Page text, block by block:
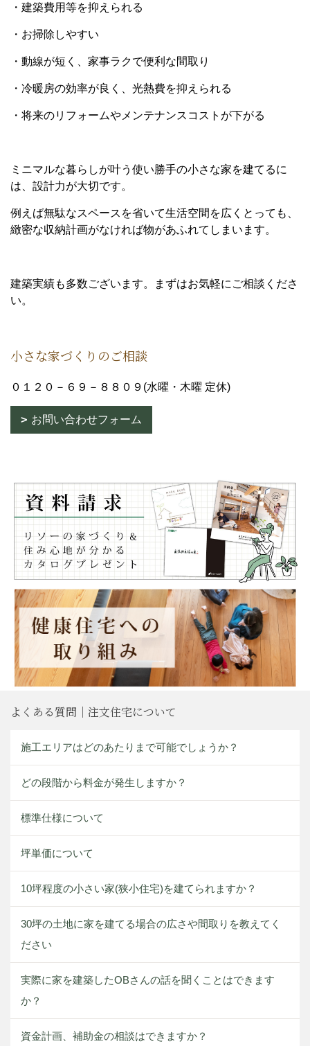
・建築費用等を抑えられる
・お掃除しやすい
・動線が短く、家事ラクで便利な間取り
・冷暖房の効率が良く、光熱費を抑えられる
・将来のリフォームやメンテナンスコストが下がる
ミニマルな暮らしが叶う使い勝手の小さな家を建てるに
は、設計力が大切です。
例えば無駄なスペースを省いて生活空間を広くとっても、
緻密な収納計画がなければ物があふれてしまいます。
建築実績も多数ございます。まずはお気軽にご相談くださ
い。
小さな家づくりのご相談
０１２０－６９－８８０９(水曜・木曜 定休)
お問い合わせフォーム
よくある質問｜注文住宅について
施工エリアはどのあたりまで可能でしょうか？
どの段階から料金が発生しますか？
標準仕様について
坪単価について
10坪程度の小さい家(狭小住宅)を建てられますか？
30坪の土地に家を建てる場合の広さや間取りを教えてく
ださい
実際に家を建築したOBさんの話を聞くことはできます
か？
資金計画、補助金の相談はできますか？